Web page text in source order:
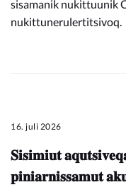
sisamanik nukittuunik
nukittunerulertitsivoq.
16. juli 2026
𝐒𝐢𝐬𝐢𝐦𝐢𝐮𝐭
𝐩𝐢𝐧𝐢𝐚𝐫𝐧𝐢𝐬𝐬𝐚𝐦𝐮𝐭